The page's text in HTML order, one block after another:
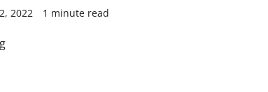
2022 1 minute read